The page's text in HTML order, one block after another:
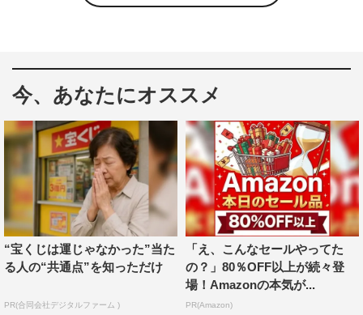
ァンである。そんな彼女の元に七尾圭太（眞栄田郷敦）と
伝統ある日曜劇場に出演させていただく日がついにやって
来たんだと思い、今は胸がいっぱいです。
大泉洋さんをはじめ、すてきな出演者の皆さんとの共演
は、とても心強く、私もこのチームの一員として期待に応
えられるよう、一生懸命ついていこうと意気込んでいま
す。
そして、池井戸潤さんの原作。グイグイ引き込まれてしま
い、一気に読んでしまいました。私は、原作にも登場す
今、あなたにオススメ
“宝くじは運じゃなかった”当た
る人の“共通点”を知っただけ
PR(合同会社デジタルファーム )
「え、こんなセールやってた
の？」80％OFF以上が続々登
場！Amazonの本気が...
PR(Amazon)